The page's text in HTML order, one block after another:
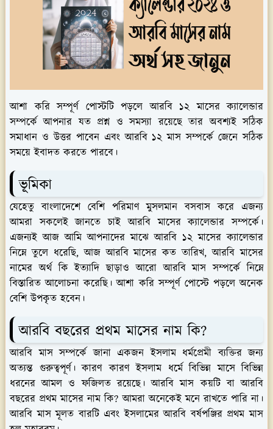
আশা করি সম্পূর্ণ পোস্টটি পড়লে আরবি ১২ মাসের ক্যালেন্ডার
সম্পর্কে আপনার যত প্রশ্ন ও সমস্যা রয়েছে তার অবশ্যই সঠিক
সমাধান ও উত্তর পাবেন এবং আরবি ১২ মাস সম্পর্কে জেনে সঠিক
সময়ে ইবাদত করতে পারবে।
ভূমিকা
যেহেতু বাংলাদেশে বেশি পরিমাণ মুসলমান বসবাস করে এজন্য
আমরা সকলেই জানতে চাই আরবি মাসের ক্যালেন্ডার সম্পর্কে।
এজন্যই আজ আমি আপনাদের মাঝে আরবি ১২ মাসের ক্যালেন্ডার
নিম্নে তুলে ধরেছি, আজ আরবি মাসের কত তারিখ, আরবি মাসের
নামের অর্থ কি ইত্যাদি ছাড়াও আরো আরবি মাস সম্পর্কে নিম্নে
বিস্তারিত আলোচনা করেছি। আশা করি সম্পূর্ণ পোস্টে পড়লে অনেক
বেশি উপকৃত হবেন।
আরবি বছরের প্রথম মাসের নাম কি?
আরবি মাস সম্পর্কে জানা একজন ইসলাম ধর্মপ্রেমী ব্যক্তির জন্য
অত্যন্ত গুরুত্বপূর্ণ। কারণ কারণ ইসলাম ধর্মে বিভিন্ন মাসে বিভিন্ন
ধরনের আমল ও ফজিলত রয়েছে। আরবি মাস কয়টি বা আরবি
বছরের প্রথম মাসের নাম কি? আমরা অনেকেই মনে রাখতে পারি না।
আরবি মাস মূলত বারটি এবং ইসলামের আরবি বর্ষপঞ্জির প্রথম মাস